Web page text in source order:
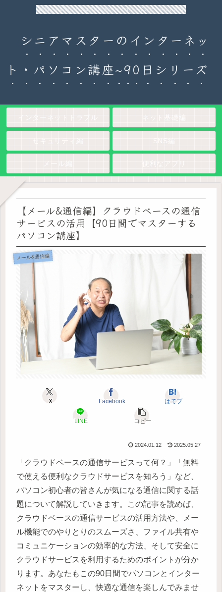
90日チャレンジ！シニアのためのパソコン・インターネット入門
シニアマスターのインターネッ
ト・パソコン講座~90日シリーズ
【メール&通信編】クラウドベースの通信
サービスの活用【90日間でマスターする
パソコン講座】
メール&通信編
X Facebook はてブ
LINE コピー
2024.01.12 2025.05.27
「クラウドベースの通信サービスって何？」「無料
で使える便利なクラウドサービスを知ろう」など、
パソコン初心者の皆さんが気になる通信に関する話
題について解説していきます。この記事を読めば、
クラウドベースの通信サービスの活用方法や、メー
ル機能でのやりとりのスムーズさ、ファイル共有や
コミュニケーションの効率的な方法、そして安全に
クラウドサービスを利用するためのポイントが分か
ります。あなたもこの90日間でパソコンとインター
ネットをマスターし、快適な通信を楽しんでみませ